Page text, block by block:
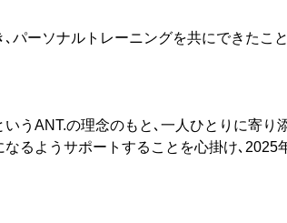
パーソナルトレーニングを共にできたこ
うANT.の理念のもと､一人ひとりに寄り
るようサポートすることを心掛け､2025